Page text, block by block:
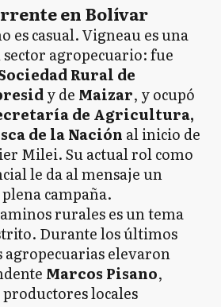
en Bolívar
es casual. Vigneau es una
sector agropecuario: fue
Rural de
y de Maizar, y ocupó
de Agricultura,
de la Nación al inicio de
Milei. Su actual rol como
le da al mensaje un
campaña.
rurales es un tema
Durante los últimos
agropecuarias elevaron
Marcos Pisano,
locales